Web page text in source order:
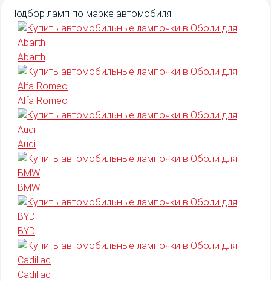
Подбор ламп по марке автомобиля
Abarth
Alfa Romeo
Audi
BMW
BYD
Cadillac